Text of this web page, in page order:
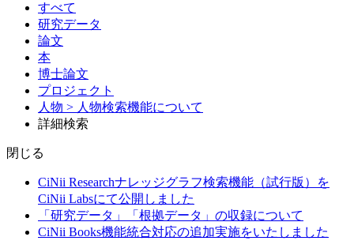
すべて
研究データ
論文
本
博士論文
プロジェクト
人物 > 人物検索機能について
詳細検索
閉じる
CiNii Researchナレッジグラフ検索機能（試行版）を
CiNii Labsにて公開しました
「研究データ」「根拠データ」の収録について
CiNii Books機能統合対応の追加実施をいたしました